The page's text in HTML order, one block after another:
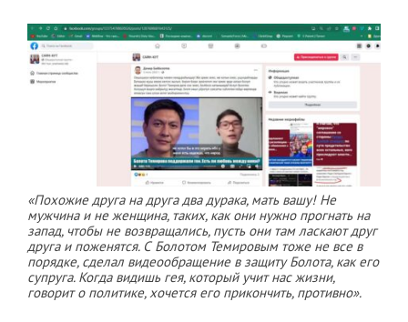
«Похожие друга на друга два дурака, мать вашу! Не
мужчина и не женщина, таких, как они нужно прогнать на
запад, чтобы не возвращались, пусть они там ласкают друг
друга и поженятся. С Болотом Темировым тоже не все в
порядке, сделал видеообращение в защиту Болота, как его
супруга. Когда видишь гея, который учит нас жизни,
говорит о политике, хочется его прикончить, противно».